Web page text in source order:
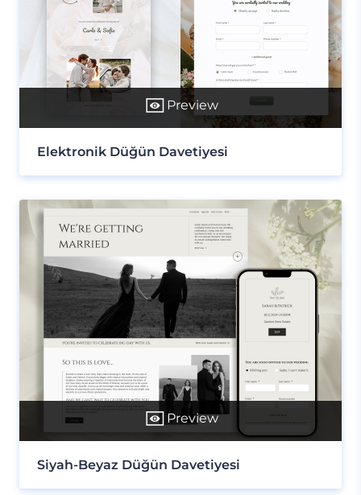
Preview
Elektronik Düğün Davetiyesi
Preview
Siyah-Beyaz Düğün Davetiyesi